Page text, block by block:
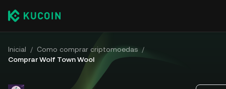
Inicial / Como comprar criptomoedas /
Comprar Wolf Town Wool